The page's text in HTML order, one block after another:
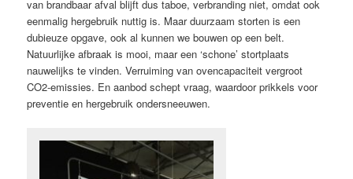
van brandbaar afval blijft dus taboe, verbranding niet, omdat ook
eenmalig hergebruik nuttig is. Maar duurzaam storten is een
dubieuze opgave, ook al kunnen we bouwen op een belt.
Natuurlijke afbraak is mooi, maar een ‘schone’ stortplaats
nauwelijks te vinden. Verruiming van ovencapaciteit vergroot
CO2-emissies. En aanbod schept vraag, waardoor prikkels voor
preventie en hergebruik ondersneeuwen.